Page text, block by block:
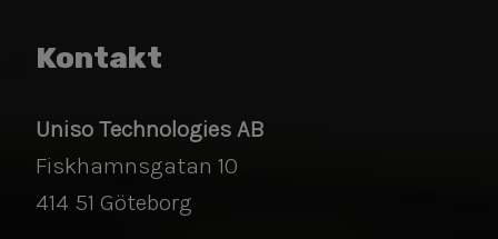
Kontakt
Uniso Technologies AB
Fiskhamnsgatan 10
​​​​​​​414 51 Göteborg